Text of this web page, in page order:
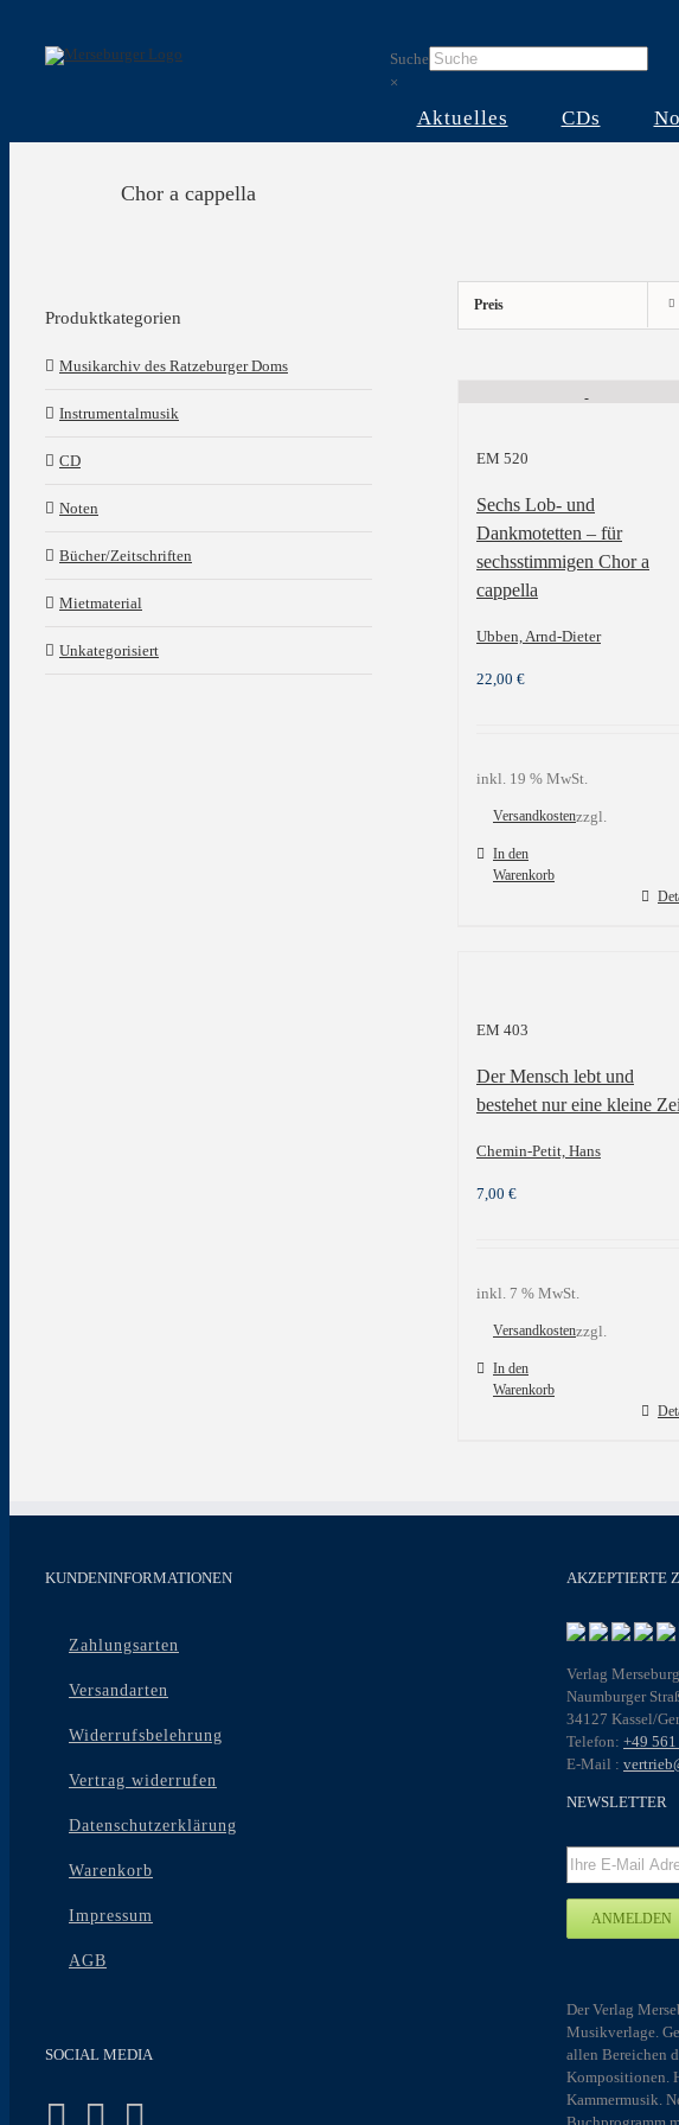
content
Suche
×
Aktuelles CDs
Chor a cappella
Preis
EM 520
Sechs Lob- und
Dankmotetten – für
sechsstimmigen Chor a
cappella
Ubben, Arnd-Dieter
22,00 €
inkl. 19 % MwSt.
zzgl.
Versandkosten
In den
Warenkorb
EM 403
Der Mensch lebt und
bestehet nur eine kleine
Chemin-Petit, Hans
7,00 €
inkl. 7 % MwSt.
zzgl.
Versandkosten
In den
Warenkorb
Produktkategorien
Musikarchiv des Ratzeburger Doms
Instrumentalmusik
CD
Noten
Bücher/Zeitschriften
Mietmaterial
Unkategorisiert
KUNDENINFORMATIONEN
Zahlungsarten
Versandarten
Widerrufsbelehrung
Vertrag widerrufen
Datenschutzerklärung
Warenkorb
Impressum
AGB
SOCIAL MEDIA
AKZEPTIERTE
Verlag
Naumburger
34127 Kassel/
Telefon: +49
E-Mail :
NEWSLETTER
Der Verlag
Musikverlage.
allen Bereichen
Kompositionen.
Kammermusik.